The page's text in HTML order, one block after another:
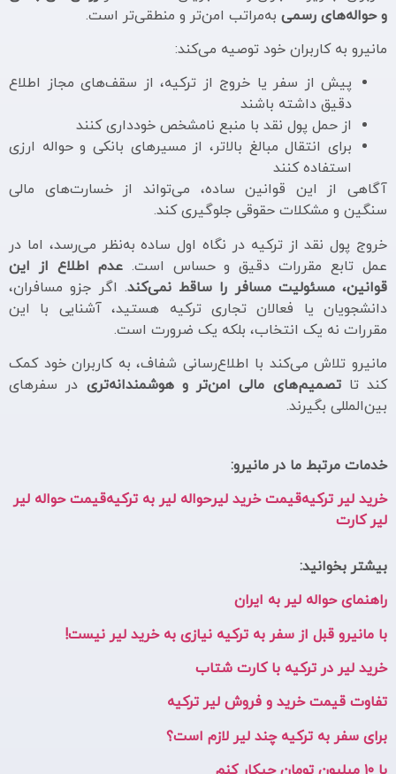
و حواله‌های رسمی به‌مراتب امن‌تر و منطقی‌تر است.
مانیرو به کاربران خود توصیه می‌کند:
پیش از سفر یا خروج از ترکیه، از سقف‌های مجاز اطلاع
دقیق داشته باشند
از حمل پول نقد با منبع نامشخص خودداری کنند
برای انتقال مبالغ بالاتر، از مسیرهای بانکی و حواله ارزی
استفاده کنند
آگاهی از این قوانین ساده، می‌تواند از خسارت‌های مالی
سنگین و مشکلات حقوقی جلوگیری کند.
خروج پول نقد از ترکیه در نگاه اول ساده به‌نظر می‌رسد، اما در
عمل تابع مقررات دقیق و حساس است.عدم اطلاع از این
قوانین، مسئولیت مسافر را ساقط نمی‌کند. اگر جزو مسافران،
دانشجویان یا فعالان تجاری ترکیه هستید، آشنایی با این
مقررات نه یک انتخاب، بلکه یک ضرورت است.
مانیرو تلاش می‌کند با اطلاع‌رسانی شفاف، به کاربران خود کمک
کند تاتصمیم‌های مالی امن‌تر و هوشمندانه‌تری در سفرهای
بین‌المللی بگیرند.
خدمات مرتبط ما در مانیرو:
خرید لیر ترکیهقیمت خرید لیرحواله لیر به ترکیهقیمت حواله لیر
لیر کارت
بیشتر بخوانید:
راهنمای حواله لیر به ایران
با مانیرو قبل از سفر به ترکیه نیازی به خرید لیر نیست!
خرید لیر در ترکیه با کارت شتاب
تفاوت قیمت خرید و فروش لیر ترکیه
برای سفر به ترکیه چند لیر لازم است؟